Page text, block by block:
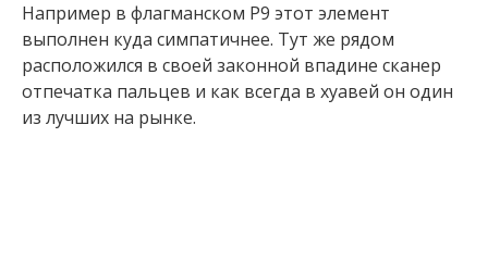
Например в флагманском Р9 этот элемент
выполнен куда симпатичнее. Тут же рядом
расположился в своей законной впадине сканер
отпечатка пальцев и как всегда в хуавей он один
из лучших на рынке.